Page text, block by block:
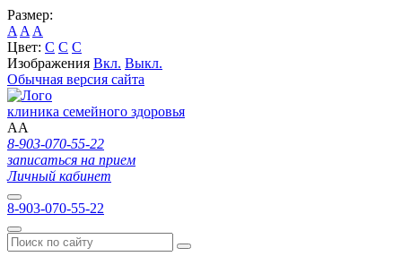
Размер:
A A A
Цвет: C C C
Изображения Вкл. Выкл.
Обычная версия сайта
клиника семейного здоровья
AA
8-903-070-55-22
записаться на прием
Личный кабинет
8-903-070-55-22